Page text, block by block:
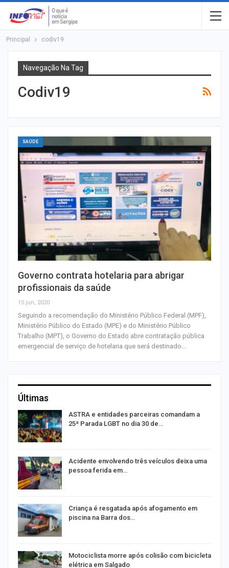
Principal codiv19
Navegação Na Tag
Codiv19
SAÚDE
Governo contrata hotelaria para abrigar
profissionais da saúde
15 jun, 2020
Seguindo a recomendação do Ministério Público Federal (MPF),
Ministério Público do Estado (MPE) e do Ministério Público
Trabalho (MPT), o Governo do Estado abre contratação pública
emergencial de serviço de hotelaria que será destinado…
Últimas
ASTRA e entidades parceiras comandam a
25ª Parada LGBT no dia 30 de…
Acidente envolvendo três veículos deixa uma
pessoa ferida em…
Criança é resgatada após afogamento em
piscina na Barra dos…
Motociclista morre após colisão com bicicleta
elétrica em Salgado